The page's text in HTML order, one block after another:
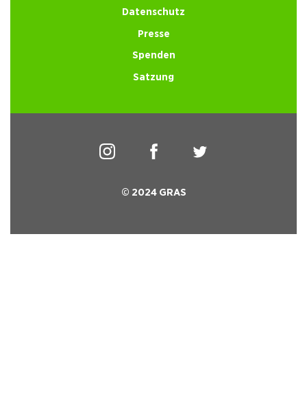
Datenschutz
Presse
Spenden
Satzung
© 2024 GRAS